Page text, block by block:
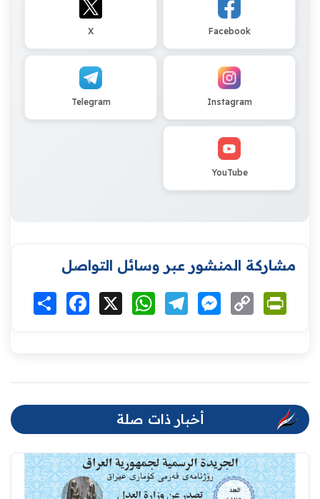
Facebook
X
Instagram
Telegram
YouTube
مشاركة المنشور عبر وسائل التواصل
انشر Facebook WhatsAppTelegramMessenger
Copy
Link
أخبار ذات صلة